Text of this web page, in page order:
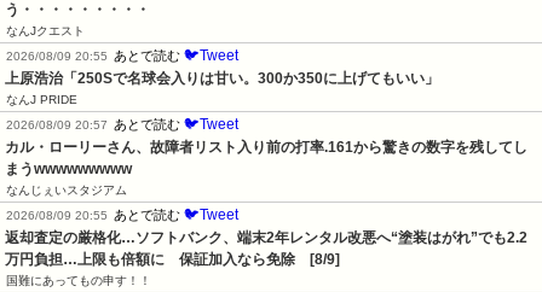
う・・・・・・・・・
なんJクエスト
2026/08/09 20:55
あとで読む 🐦Tweet
上原浩治「250Sで名球会入りは甘い。300か350に上げてもいい」
なんJ PRIDE
2026/08/09 20:57
あとで読む 🐦Tweet
カル・ローリーさん、故障者リスト入り前の打率.161から驚きの数字を残してし
まうwwwwwwwww
なんじぇいスタジアム
2026/08/09 20:55
あとで読む 🐦Tweet
返却査定の厳格化…ソフトバンク、端末2年レンタル改悪へ“塗装はがれ”でも2.2
万円負担…上限も倍額に　保証加入なら免除　[8/9]
国難にあってもの申す！！